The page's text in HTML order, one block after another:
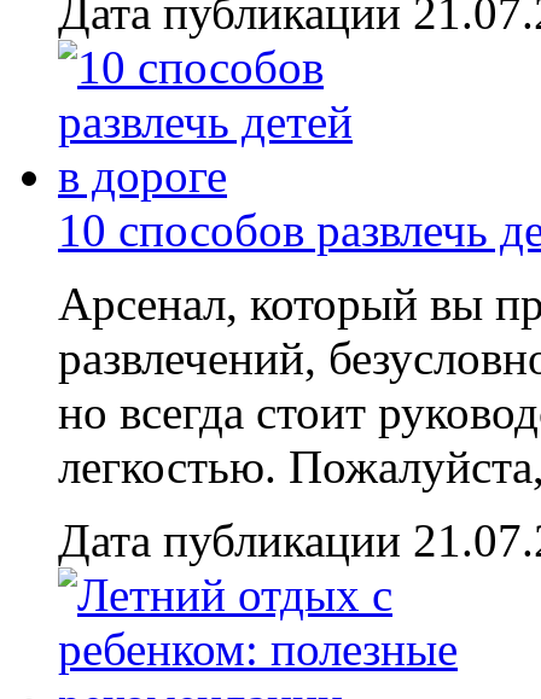
Дата публикации
10 способов развлечь
Арсенал, который вы
развлечений,
но всегда стоит
легкостью.
Дата публикации